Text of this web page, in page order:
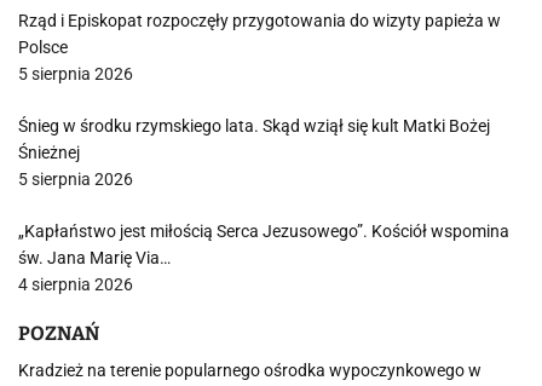
Rząd i Episkopat rozpoczęły przygotowania do wizyty papieża w
Polsce
5 sierpnia 2026
Śnieg w środku rzymskiego lata. Skąd wziął się kult Matki Bożej
Śnieżnej
5 sierpnia 2026
„Kapłaństwo jest miłością Serca Jezusowego”. Kościół wspomina
św. Jana Marię Via…
4 sierpnia 2026
POZNAŃ
Kradzież na terenie popularnego ośrodka wypoczynkowego w